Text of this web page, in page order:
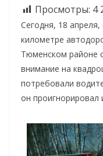
Просмотры: 4
Сегодня, 18
километре
Тюменском районе
внимание на
потребовали
он проигнорировал